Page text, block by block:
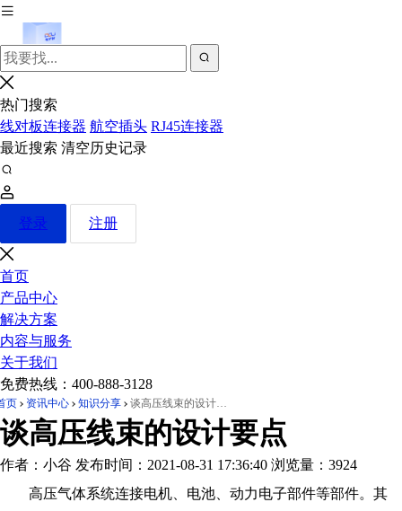
热门搜索
线对板连接器 航空插头 RJ45连接器
最近搜索 清空历史记录
登录 注册
首页
产品中心
解决方案
内容与服务
关于我们
免费热线： 400-888-3128
页 资讯中心 知识分享 谈高压线束的设计要点
谈高压线束的设计要点
作者：小谷 发布时间：2021-08-31 17:36:40 浏览量：3924
高压气体系统连接电机、电池、动力电子部件等部件。其